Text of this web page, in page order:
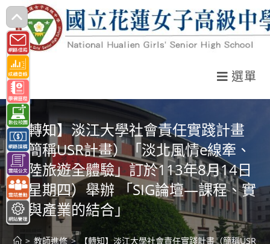
跳
轉
至
主
要
內
容
選單
【轉知】淡江大學社會責任實踐計畫
（簡稱USR計畫）「淡北風情e線牽、
海陸旅遊全體驗」訂於113年8月14日
（星期四）舉辦 「SIG論壇—課程、實
務與產業的結合」
> 教師進修 > 【轉知】淡江大學社會責任實踐計畫（簡稱USR